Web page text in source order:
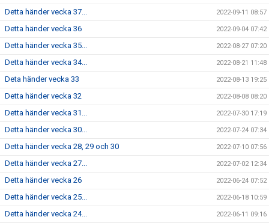
Detta händer vecka 37... 2022-09-11 08:57
Detta händer vecka 36 2022-09-04 07:42
Detta händer vecka 35... 2022-08-27 07:20
Detta händer vecka 34... 2022-08-21 11:48
Deta händer vecka 33 2022-08-13 19:25
Detta händer vecka 32 2022-08-08 08:20
Detta händer vecka 31... 2022-07-30 17:19
Detta händer vecka 30... 2022-07-24 07:34
Detta händer vecka 28, 29 och 30 2022-07-10 07:56
Detta händer vecka 27... 2022-07-02 12:34
Detta händer vecka 26 2022-06-24 07:52
Detta händer vecka 25... 2022-06-18 10:59
Detta händer vecka 24... 2022-06-11 09:16